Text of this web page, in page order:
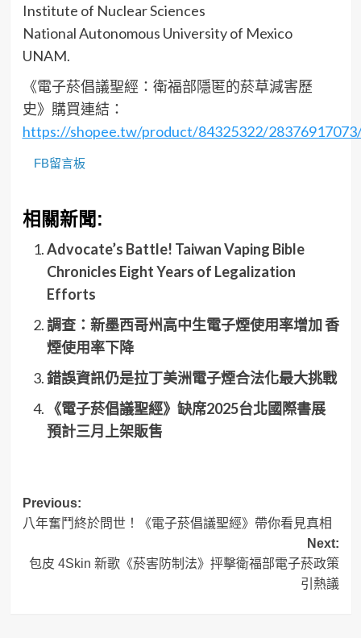
Institute of Nuclear Sciences
National Autonomous University of Mexico
UNAM.
《電子菸倡議聖經：衛福部隱匿的菸草減害歷
史》購買連結：
https://shopee.tw/product/84325322/
FB留言板
相關新聞:
Advocate’s Battle! Taiwan Vaping Bible
Chronicles Eight Years of Legalization
Efforts
調查：新墨西哥州高中生電子煙使用率增加 香
煙使用率下降
錯誤資訊仍是拉丁美洲電子煙合法化最大挑戰
《電子菸倡議聖經》缺席2025台北國際書展
預計三月上架販售
Post
navigation
Previous:
八年奮鬥終於問世！《電子菸倡議聖經》帶你看見真相
Next:
包皮 4Skin 新歌《菸害防制法》抨擊衛福部電子菸政策
引熱議